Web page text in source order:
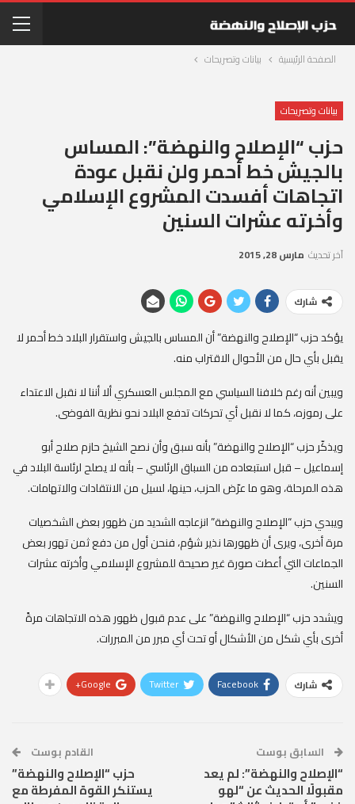
الصفحة الرئيسية بيانات وتصريحات
بيانات وتصريحات
حزب “الإصلاح والنهضة”: المساس
بالجيش خط أحمر ولن نقبل عودة
اتجاهات أفسدت المشروع الإسلامي
وأخرته عشرات السنين
آخر تحديث مارس 28, 2015
شارك
يؤكد حزب “الإصلاح والنهضة” أن المساس بالجيش واستقرار البلاد خط أحمر لا
يقبل بأي حال من الأحوال الاقتراب منه.
ويبين أنه رغم خلافنا السياسي مع المجلس العسكري ألا أننا لا نقبل الاعتداء
على رموزه، كما لا نقبل أي تحركات تدفع البلاد نحو نظرية الفوضى.
ويذكّر حزب “الإصلاح والنهضة” بأنه سبق وأن نصح الشيخ حازم صلاح أبو
إسماعيل – قبل استبعاده من السباق الرئاسي – بأنه لا يصلح لرئاسة البلاد في
هذه المرحلة، وهو ما عرّض الحزب، حينها، لسيل من الانتقادات والاتهامات.
ويبدي حزب “الإصلاح والنهضة” انزعاجه الشديد من ظهور بعض الشخصيات
مرة أخرى، ويرى أن ظهورها نذير شؤم، فنحن أول من دفع ثمن تهور بعض
الجماعات التي أعطت صورة غير صحيحة للمشروع الإسلامي وأخرته عشرات
السنين.
ويشدد حزب “الإصلاح والنهضة” على عدم قبول ظهور هذه الاتجاهات مرةً
أخرى بأي شكل من الأشكال أو تحت أي مبرر من المبررات.
شارك Facebook
Twitter
Google+
السابق بوست
“الإصلاح والنهضة”: لم يعد
مقبولًا الحديث عن “لهو
القادم بوست
حزب “الإصلاح والنهضة”
يستنكر القوة المفرطة مع